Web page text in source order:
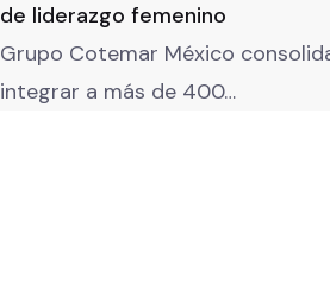
de liderazgo femenino
Grupo Cotemar México
integrar a más de 400…